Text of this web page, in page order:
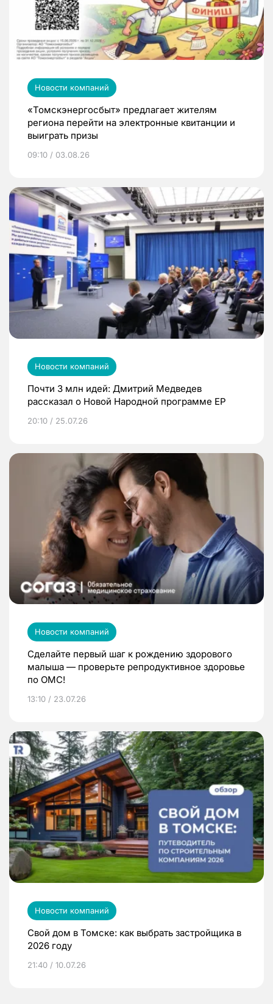
Новости компаний
«Томскэнергосбыт» предлагает жителям
региона перейти на электронные квитанции и
выиграть призы
09:10 / 03.08.26
Новости компаний
Почти 3 млн идей: Дмитрий Медведев
рассказал о Новой Народной программе ЕР
20:10 / 25.07.26
Новости компаний
Сделайте первый шаг к рождению здорового
малыша — проверьте репродуктивное здоровье
по ОМС!
13:10 / 23.07.26
Новости компаний
Свой дом в Томске: как выбрать застройщика в
2026 году
21:40 / 10.07.26